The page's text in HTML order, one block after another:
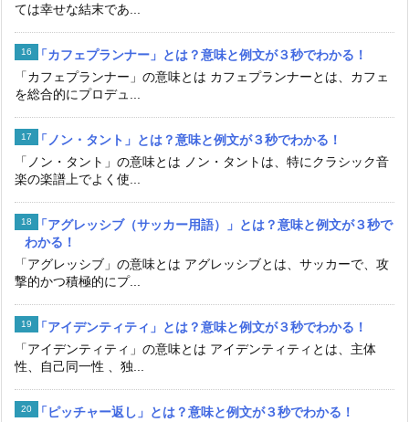
ては幸せな結末であ...
「カフェプランナー」とは？意味と例文が３秒でわかる！
「カフェプランナー」の意味とは カフェプランナーとは、カフェ
を総合的にプロデュ...
「ノン・タント」とは？意味と例文が３秒でわかる！
「ノン・タント」の意味とは ノン・タントは、特にクラシック音
楽の楽譜上でよく使...
「アグレッシブ（サッカー用語）」とは？意味と例文が３秒で
わかる！
「アグレッシブ」の意味とは アグレッシブとは、サッカーで、攻
撃的かつ積極的にプ...
「アイデンティティ」とは？意味と例文が３秒でわかる！
「アイデンティティ」の意味とは アイデンティティとは、主体
性、自己同一性 、独...
「ピッチャー返し」とは？意味と例文が３秒でわかる！